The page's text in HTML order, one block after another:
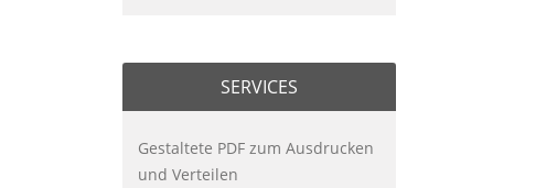
SERVICES
Gestaltete PDF zum Ausdrucken
und Verteilen